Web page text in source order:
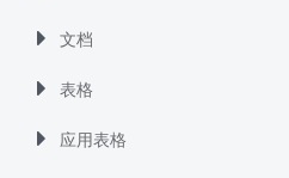
文档
表格
应用表格